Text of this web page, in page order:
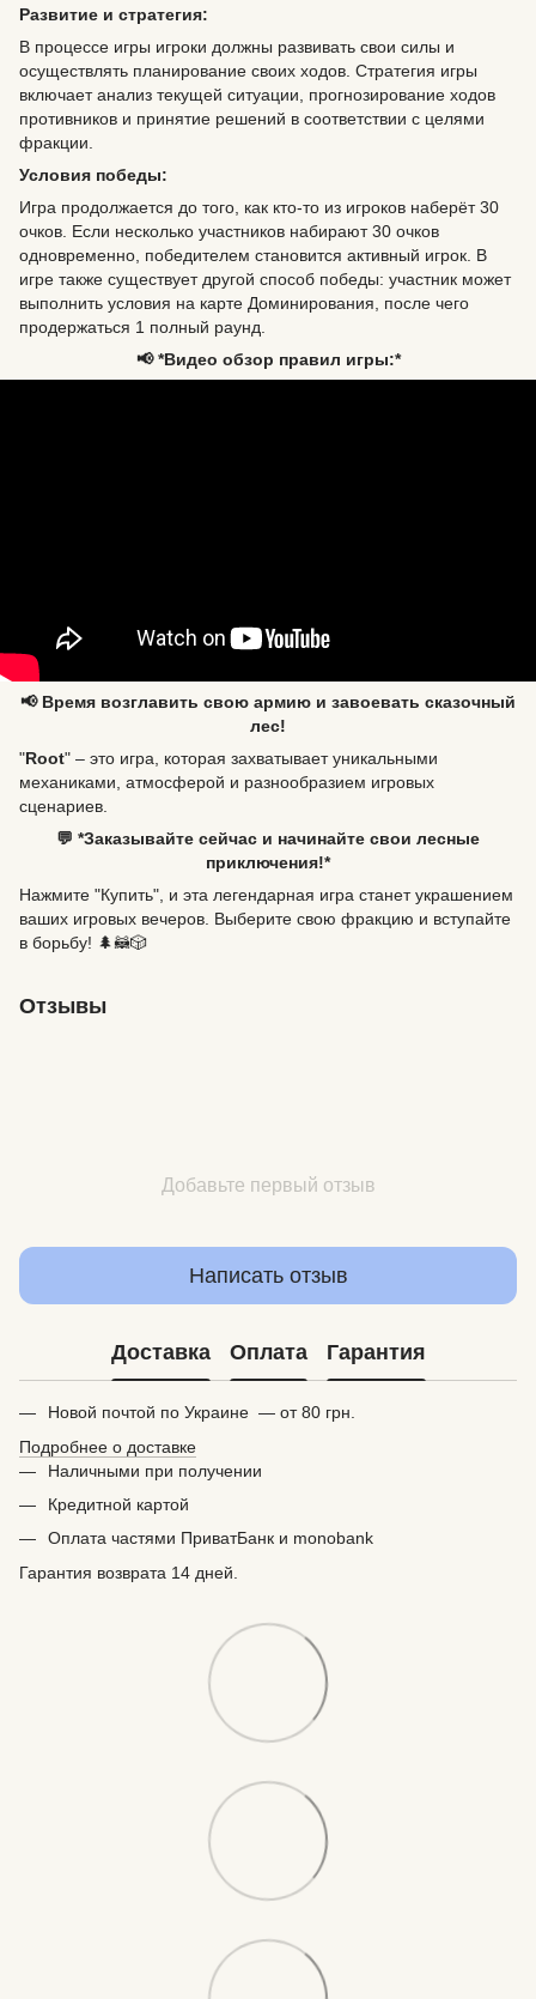
Развитие и стратегия:
В процессе игры игроки должны развивать свои силы и
осуществлять планирование своих ходов. Стратегия игры
включает анализ текущей ситуации, прогнозирование ходов
противников и принятие решений в соответствии с целями
фракции.
Условия победы:
Игра продолжается до того, как кто-то из игроков наберёт 30
очков. Если несколько участников набирают 30 очков
одновременно, победителем становится активный игрок. В
игре также существует другой способ победы: участник может
выполнить условия на карте Доминирования, после чего
продержаться 1 полный раунд.
📢 *Видео обзор правил игры:*
📢 Время возглавить свою армию и завоевать сказочный
лес!
"Root" – это игра, которая захватывает уникальными
механиками, атмосферой и разнообразием игровых
сценариев.
💬 *Заказывайте сейчас и начинайте свои лесные
приключения!*
Нажмите "Купить", и эта легендарная игра станет украшением
ваших игровых вечеров. Выберите свою фракцию и вступайте
в борьбу! 🌲🦝🎲
Отзывы
Добавьте первый отзыв
Написать отзыв
Доставка Оплата Гарантия
Новой почтой по Украине — от 80 грн.
Подробнее о доставке
Наличными при получении
Кредитной картой
Оплата частями ПриватБанк и monobank
Гарантия возврата 14 дней.